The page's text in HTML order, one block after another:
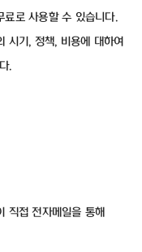
료로 사용할 수 있습니다.
시기, 정책, 비용에 대하여
.
직접 전자메일을 통해